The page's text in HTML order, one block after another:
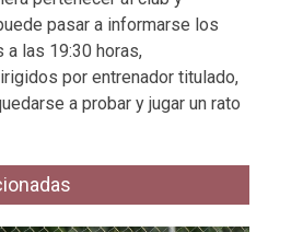
pasar a informarse los
a las 19:30 horas,
por entrenador titulado,
a probar y jugar un rato